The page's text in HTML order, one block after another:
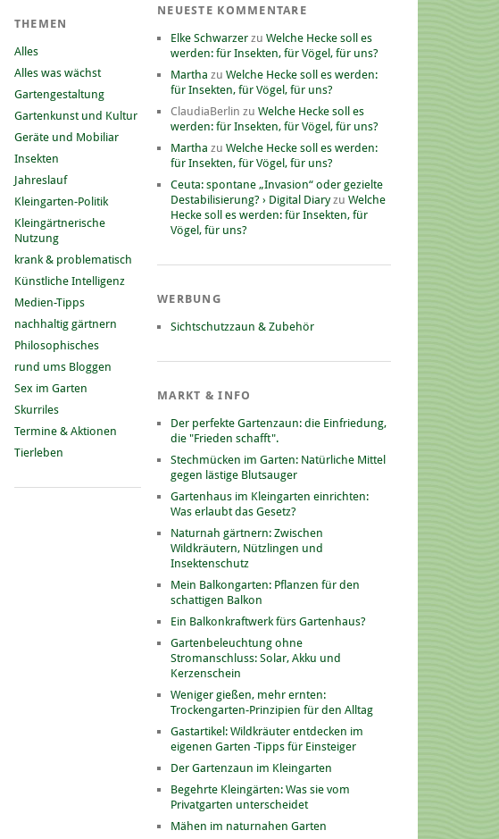
THEMEN
Alles
Alles was wächst
Gartengestaltung
Gartenkunst und Kultur
Geräte und Mobiliar
Insekten
Jahreslauf
Kleingarten-Politik
Kleingärtnerische
Nutzung
krank & problematisch
Künstliche Intelligenz
Medien-Tipps
nachhaltig gärtnern
Philosophisches
rund ums Bloggen
Sex im Garten
Skurriles
Termine & Aktionen
Tierleben
NEUESTE KOMMENTARE
Elke Schwarzer zu Welche Hecke soll es
werden: für Insekten, für Vögel, für uns?
Martha zu Welche Hecke soll es werden:
für Insekten, für Vögel, für uns?
ClaudiaBerlin zu Welche Hecke soll es
werden: für Insekten, für Vögel, für uns?
Martha zu Welche Hecke soll es werden:
für Insekten, für Vögel, für uns?
Ceuta: spontane „Invasion“ oder gezielte
Destabilisierung? › Digital Diaryzu Welche
Hecke soll es werden: für Insekten, für
Vögel, für uns?
WERBUNG
Sichtschutzzaun & Zubehör
MARKT & INFO
Der perfekte Gartenzaun: die Einfriedung,
die "Frieden schafft".
Stechmücken im Garten: Natürliche Mittel
gegen lästige Blutsauger
Gartenhaus im Kleingarten einrichten:
Was erlaubt das Gesetz?
Naturnah gärtnern: Zwischen
Wildkräutern, Nützlingen und
Insektenschutz
Mein Balkongarten: Pflanzen für den
schattigen Balkon
Ein Balkonkraftwerk fürs Gartenhaus?
Gartenbeleuchtung ohne
Stromanschluss: Solar, Akku und
Kerzenschein
Weniger gießen, mehr ernten:
Trockengarten-Prinzipien für den Alltag
Gastartikel: Wildkräuter entdecken im
eigenen Garten -Tipps für Einsteiger
Der Gartenzaun im Kleingarten
Begehrte Kleingärten: Was sie vom
Privatgarten unterscheidet
Mähen im naturnahen Garten